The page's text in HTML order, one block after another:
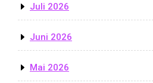
Juli 2026
Juni 2026
Mai 2026